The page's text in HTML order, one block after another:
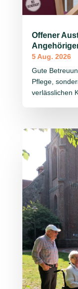
Offener
5 Aug. 2026
Gute
Pflege,
verlässlichen